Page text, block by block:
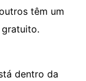
têm um
dentro da